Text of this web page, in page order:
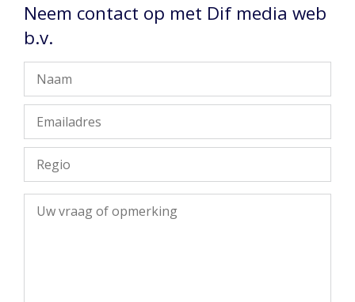
Neem contact op met Dif media web
b.v.